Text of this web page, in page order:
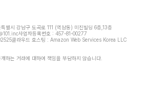
특별시 강남구 도곡로 111 (역삼동) 미진빌딩 6층,13층
사업자등록번호 : 457-81-00277
클라우드 호스팅 : Amazon Web Services Korea LLC
하는 거래에 대하여 책임을 부담하지 않습니다.